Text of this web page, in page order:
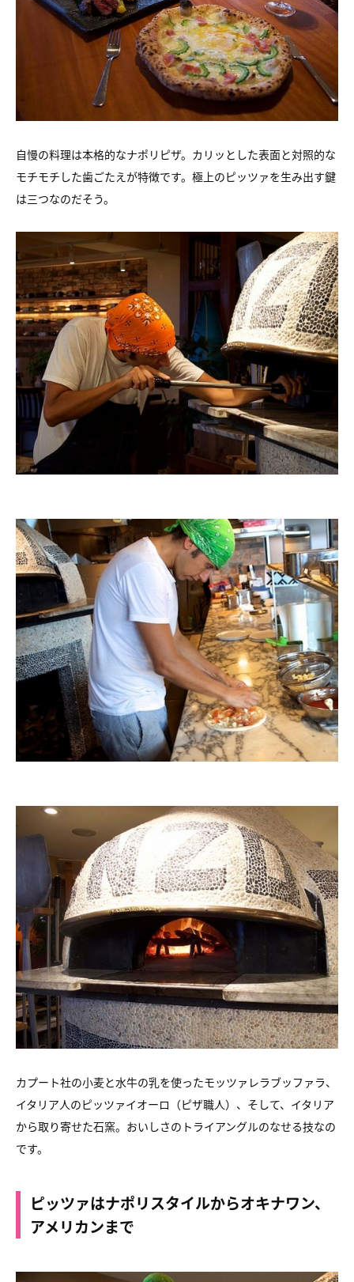
自慢の料理は本格的なナポリピザ。カリッとした表面と対照的な
モチモチした歯ごたえが特徴です。極上のピッツァを生み出す鍵
は三つなのだそう。
カプート社の小麦と水牛の乳を使ったモッツァレラブッファラ、
イタリア人のピッツァイオーロ（ピザ職人）、そして、イタリア
から取り寄せた石窯。おいしさのトライアングルのなせる技なの
です。
ピッツァはナポリスタイルからオキナワン、
アメリカンまで